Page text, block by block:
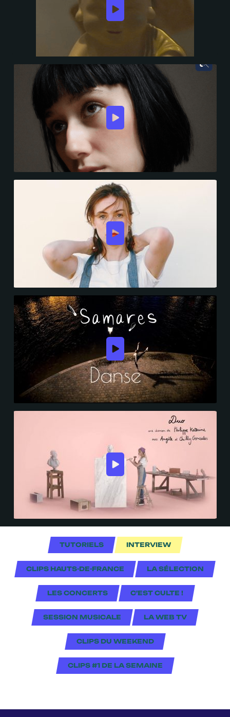
TUTORIELS INTERVIEW
CLIPS HAUTS-DE-FRANCE LA SÉLECTION
LES CONCERTS C'EST CULTE !
SESSION MUSICALE LA WEB TV
CLIPS DU WEEKEND
CLIPS #1 DE LA SEMAINE